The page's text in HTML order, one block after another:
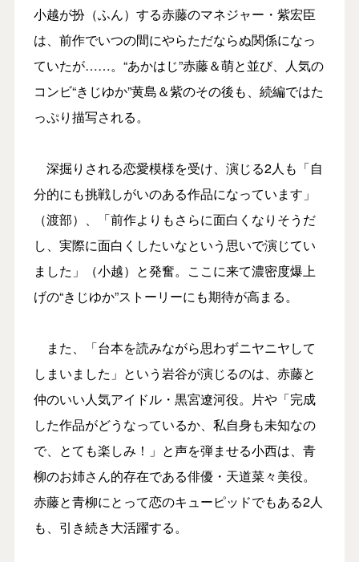
小越が扮（ふん）する赤藤のマネジャー・紫宏臣
は、前作でいつの間にやらただならぬ関係になっ
ていたが……。“あかはじ”赤藤＆萌と並び、人気の
コンビ“きじゆか”黄島＆紫のその後も、続編ではた
っぷり描写される。
深掘りされる恋愛模様を受け、演じる2人も「自
分的にも挑戦しがいのある作品になっています」
（渡部）、「前作よりもさらに面白くなりそうだ
し、実際に面白くしたいなという思いで演じてい
ました」（小越）と発奮。ここに来て濃密度爆上
げの“きじゆか”ストーリーにも期待が高まる。
また、「台本を読みながら思わずニヤニヤして
しまいました」という岩谷が演じるのは、赤藤と
仲のいい人気アイドル・黒宮遼河役。片や「完成
した作品がどうなっているか、私自身も未知なの
で、とても楽しみ！」と声を弾ませる小西は、青
柳のお姉さん的存在である俳優・天道菜々美役。
赤藤と青柳にとって恋のキューピッドでもある2人
も、引き続き大活躍する。